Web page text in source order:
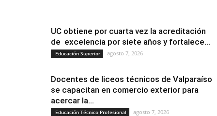
UC obtiene por cuarta vez la acreditación
de excelencia por siete años y fortalece...
Educación Superior agosto 7, 2026
Docentes de liceos técnicos de Valparaíso
se capacitan en comercio exterior para
acercar la...
Educación Técnico Profesional agosto 7, 2026